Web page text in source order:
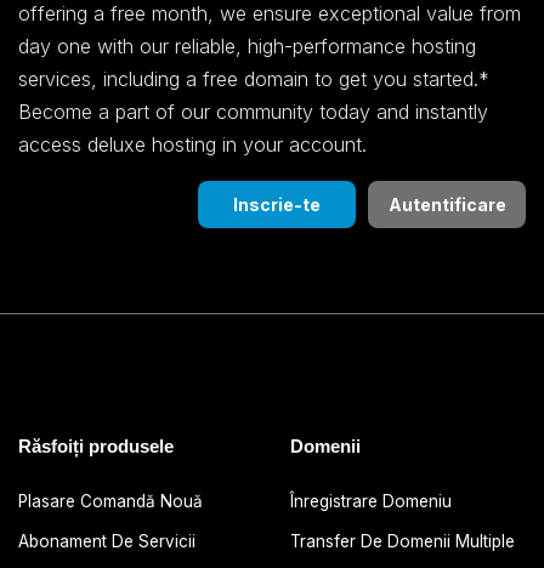
offering a free month, we ensure exceptional value from
day one with our reliable, high-performance hosting
services, including a free domain to get you started.*
Become a part of our community today and instantly
access deluxe hosting in your account.
Inscrie-te Autentificare
Răsfoiți produsele
Plasare Comandă Nouă
Abonament De Servicii
Domenii
Înregistrare Domeniu
Transfer De Domenii Multiple